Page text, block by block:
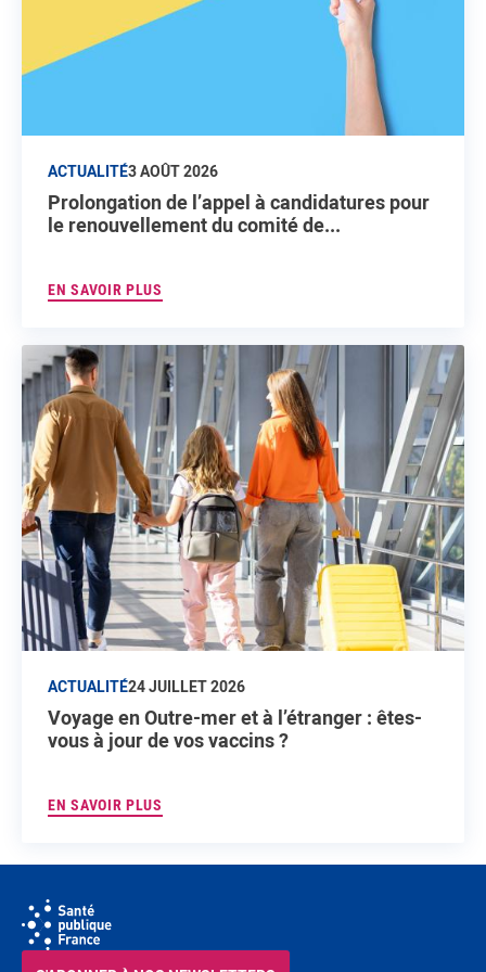
ACTUALITÉ3 AOÛT 2026
Prolongation de l’appel à candidatures pour
le renouvellement du comité de...
EN SAVOIR PLUS
ACTUALITÉ24 JUILLET 2026
Voyage en Outre-mer et à l’étranger : êtes-
vous à jour de vos vaccins ?
EN SAVOIR PLUS